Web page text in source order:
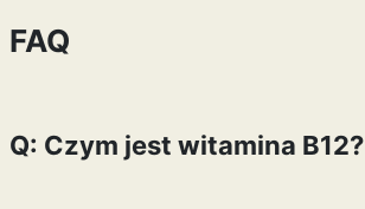
FAQ
Q: Czym jest witamina B12?